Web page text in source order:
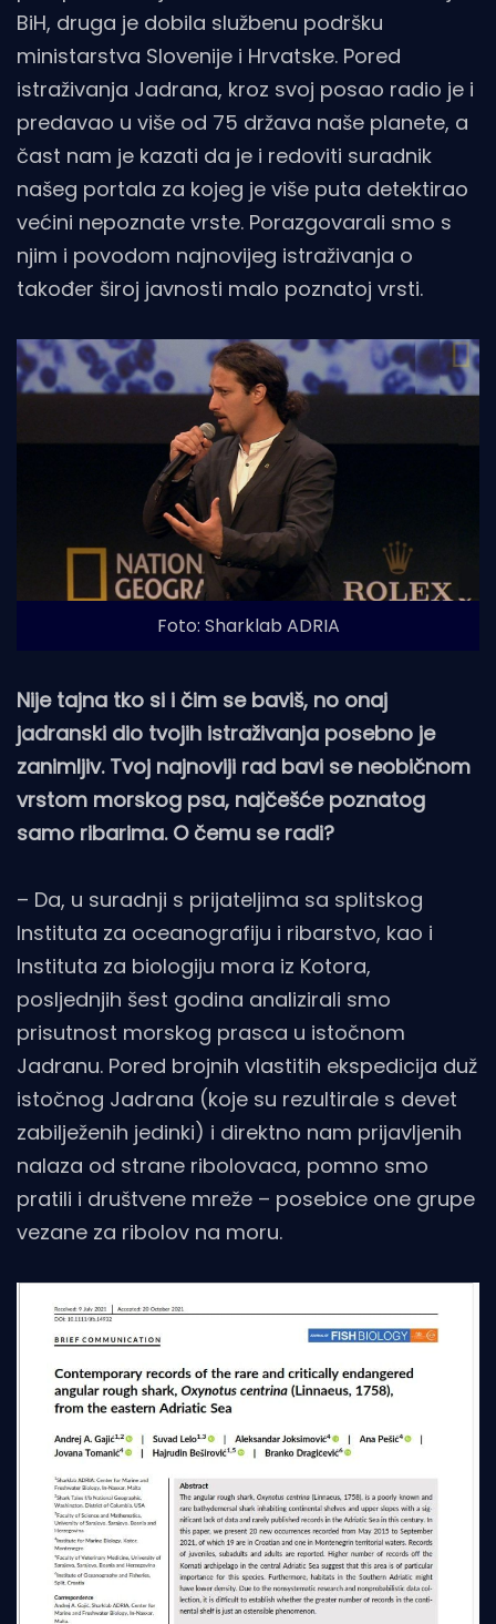
BiH, druga je dobila službenu podršku
ministarstva Slovenije i Hrvatske. Pored
istraživanja Jadrana, kroz svoj posao radio je i
predavao u više od 75 država naše planete, a
čast nam je kazati da je i redoviti suradnik
našeg portala za kojeg je više puta detektirao
većini nepoznate vrste. Porazgovarali smo s
njim i povodom najnovijeg istraživanja o
također široj javnosti malo poznatoj vrsti.
Foto: Sharklab ADRIA
Nije tajna tko si i čim se baviš, no onaj
jadranski dio tvojih istraživanja posebno je
zanimljiv. Tvoj najnoviji rad bavi se neobičnom
vrstom morskog psa, najčešće poznatog
samo ribarima. O čemu se radi?
– Da, u suradnji s prijateljima sa splitskog
Instituta za oceanografiju i ribarstvo, kao i
Instituta za biologiju mora iz Kotora,
posljednjih šest godina analizirali smo
prisutnost morskog prasca u istočnom
Jadranu. Pored brojnih vlastitih ekspedicija duž
istočnog Jadrana (koje su rezultirale s devet
zabilježenih jedinki) i direktno nam prijavljenih
nalaza od strane ribolovaca, pomno smo
pratili i društvene mreže – posebice one grupe
vezane za ribolov na moru.